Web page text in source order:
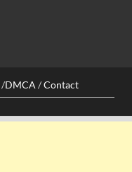
/DMCA /Contact